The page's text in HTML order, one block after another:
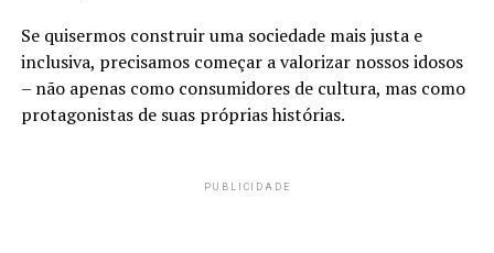
Se quisermos construir uma sociedade mais justa e
inclusiva, precisamos começar a valorizar nossos idosos
– não apenas como consumidores de cultura, mas como
protagonistas de suas próprias histórias.
PUBLICIDADE